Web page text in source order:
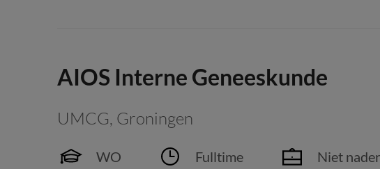
AIOS Interne Geneeskunde
UMCG, Groningen
WO Fulltime
Niet